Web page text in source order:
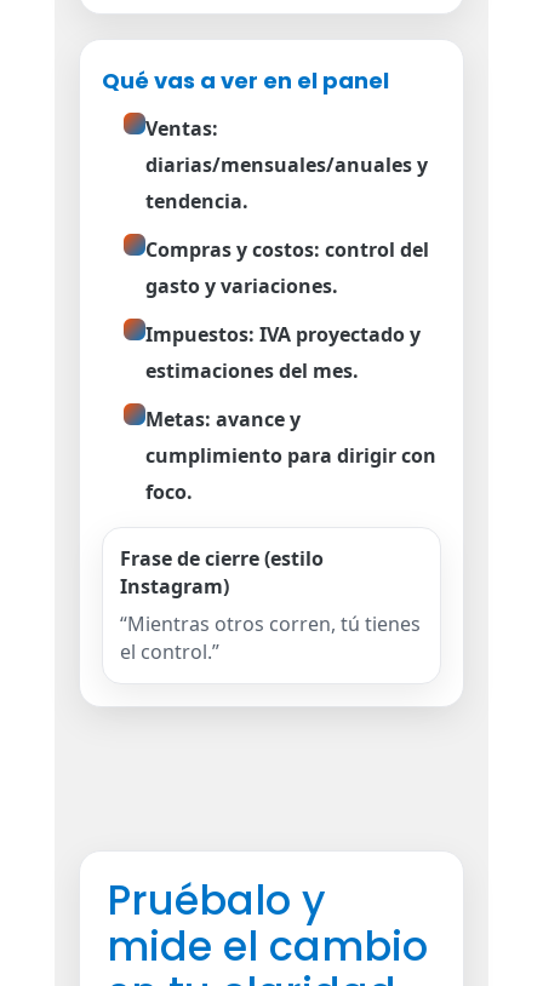
Qué vas a ver en el panel
Ventas:
diarias/mensuales/anuales y
tendencia.
Compras y costos: control del
gasto y variaciones.
Impuestos: IVA proyectado y
estimaciones del mes.
Metas: avance y
cumplimiento para dirigir con
foco.
Frase de cierre (estilo
Instagram)
“Mientras otros corren, tú tienes
el control.”
Pruébalo y
mide el cambio